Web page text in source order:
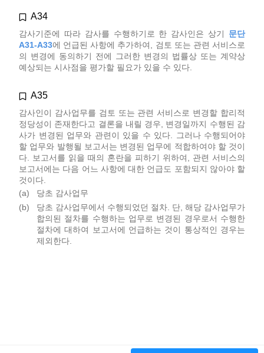
A34
감사기준에 따라 감사를 수행하기로 한 감사인은 상기 문단
A31-A33에 언급된 사항에 추가하여, 검토 또는 관련 서비스로
의 변경에 동의하기 전에 그러한 변경의 법률상 또는 계약상
예상되는 시사점을 평가할 필요가 있을 수 있다.
A35
감사인이 감사업무를 검토 또는 관련 서비스로 변경할 합리적
정당성이 존재한다고 결론을 내릴 경우, 변경일까지 수행된 감
사가 변경된 업무와 관련이 있을 수 있다. 그러나 수행되어야
할 업무와 발행될 보고서는 변경된 업무에 적합하여야 할 것이
다. 보고서를 읽을 때의 혼란을 피하기 위하여, 관련 서비스의
보고서에는 다음 어느 사항에 대한 언급도 포함되지 않아야 할
것이다.
(a)
당초 감사업무
(b)
당초 감사업무에서 수행되었던 절차. 단, 해당 감사업무가
합의된 절차를 수행하는 업무로 변경된 경우로서 수행한
절차에 대하여 보고서에 언급하는 것이 통상적인 경우는
제외한다.